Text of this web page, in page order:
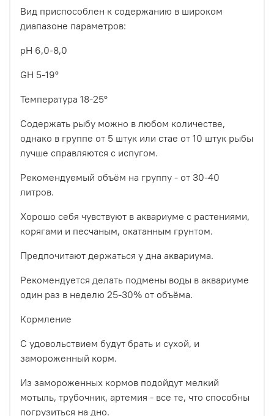
Вид приспособлен к содержанию в широком
диапазоне параметров:
pH 6,0-8,0
GH 5-19°
Температура 18-25°
Содержать рыбу можно в любом количестве,
однако в группе от 5 штук или стае от 10 штук рыбы
лучше справляются с испугом.
Рекомендуемый объём на группу - от 30-40
литров.
Хорошо себя чувствуют в аквариуме с растениями,
корягами и песчаным, окатанным грунтом.
Предпочитают держаться у дна аквариума.
Рекомендуется делать подмены воды в аквариуме
один раз в неделю 25-30% от объёма.
Кормление
С удовольствием будут брать и сухой, и
замороженный корм.
Из замороженных кормов подойдут мелкий
мотыль, трубочник, артемия - все те, что способны
погрузиться на дно.